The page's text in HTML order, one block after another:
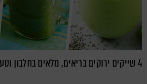
4 שייקים ירוקים בריאים, מלאים בחלבון וטעימים להפליא